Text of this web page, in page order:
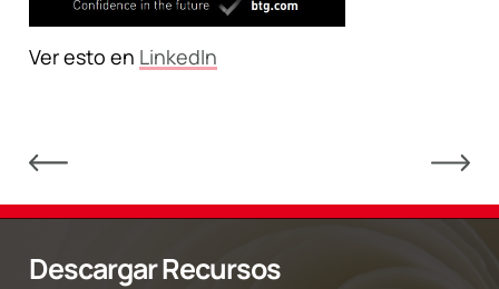
Ver esto en LinkedIn
Descargar Recursos